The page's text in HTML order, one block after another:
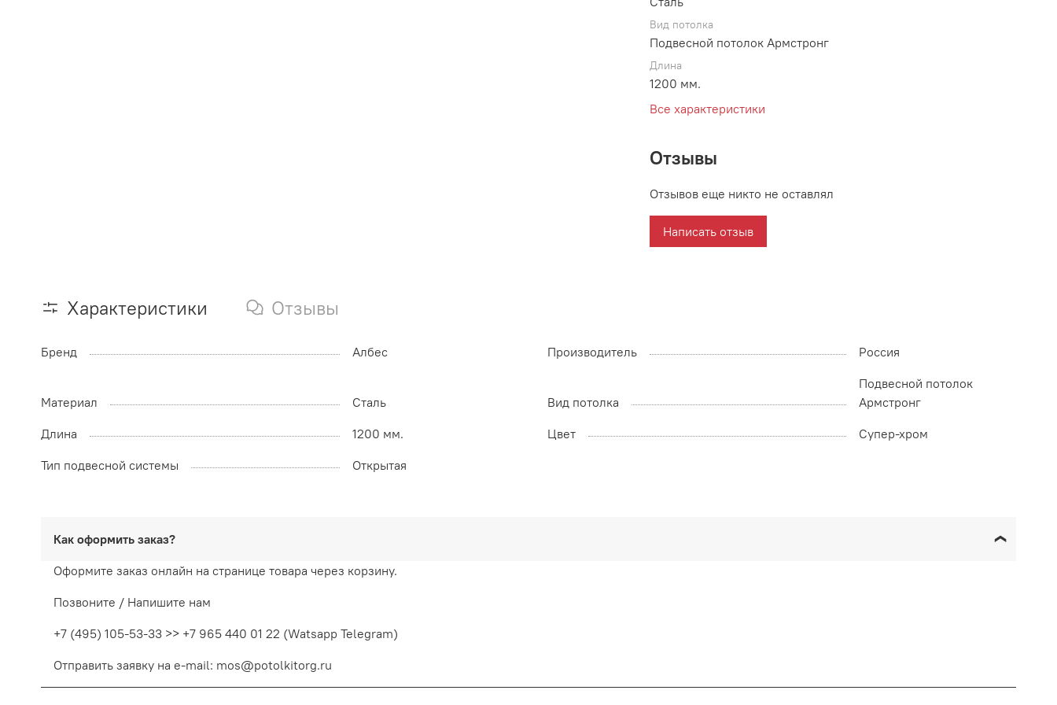
Вид потолка
Подвесной потолок Армстронг
Длина
1200 мм.
Все характеристики
Отзывы
Отзывов еще никто не оставлял
Написать отзыв
Характеристики Отзывы
Бренд Албес Производитель Россия
Материал Сталь Вид потолка
Подвесной потолок
Армстронг
Длина
1200 мм. Цвет
Супер-хром
Тип подвесной системы
Открытая
Как оформить заказ?
Оформите заказ онлайн на странице товара через корзину.
Позвоните / Напишите нам
+7 (495) 105-53-33 >> +7 965 440 01 22 (Watsapp Telegram)
Отправить заявку на e-mail: mos@potolkitorg.ru